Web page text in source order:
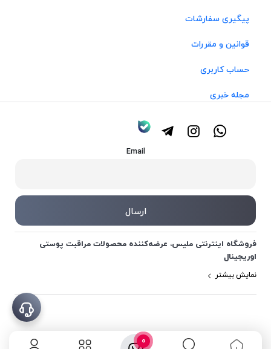
0
پیگیری سفارشات
قوانین و مقررات
حساب کاربری
مجله خبری
Email
فروشگاه اینترنتی ملیس، عرضه‌کننده محصولات مراقبت پوستی
اوریجینال
نمایش بیشتر